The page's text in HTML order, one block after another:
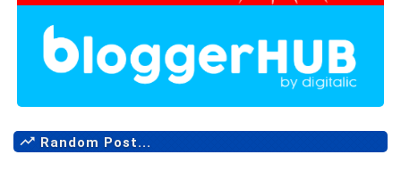
Random Post...